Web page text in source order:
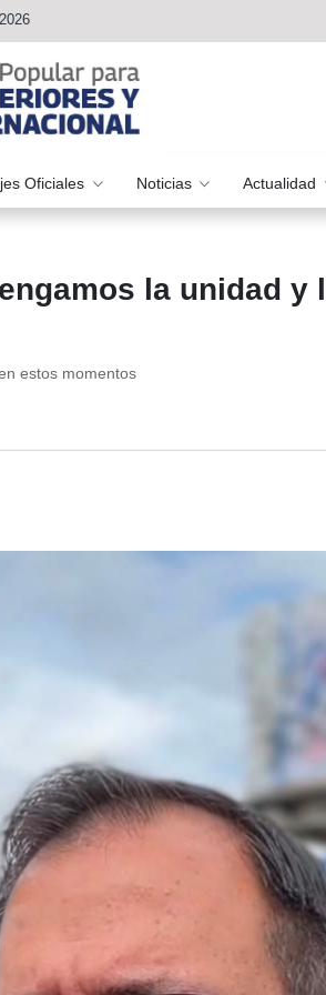
Oficiales Noticias Actualidad
la unidad y
estos momentos